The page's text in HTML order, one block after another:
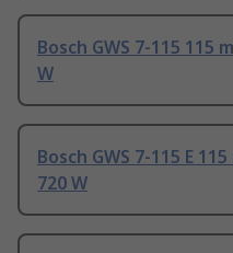
Bosch GWS 7-115 115
W
Bosch GWS 7-115 E
720 W